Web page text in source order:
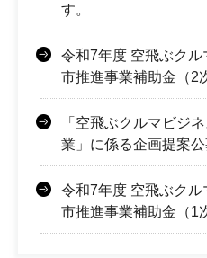
す。
令和7年度 空飛ぶク
市推進事業補助金（2
「空飛ぶクルマビジ
業」に係る企画提案
令和7年度 空飛ぶク
市推進事業補助金（1